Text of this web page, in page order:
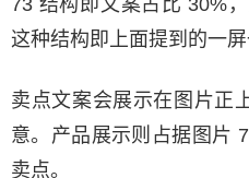
73 结构即文案占比 30%
这种结构即上面提到的一
卖点文案会展示在图片正
意。产品展示则占据图片
卖点。